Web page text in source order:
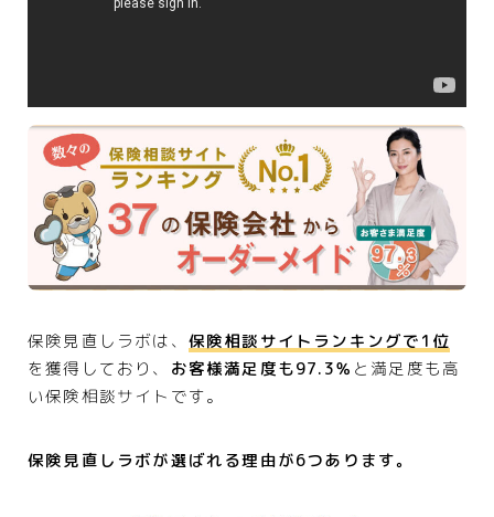
保険見直しラボは、 保険相談サイトランキングで1位
を獲得しており、 お客様満足度も97.3％ と満足度も高
い保険相談サイトです。
保険見直しラボが選ばれる理由が6つあります。